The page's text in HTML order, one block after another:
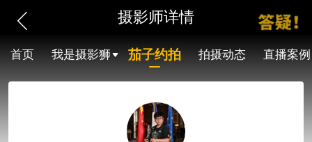
摄影师详情
首页 我是摄影狮 茄子约拍 拍摄动态 直播案例